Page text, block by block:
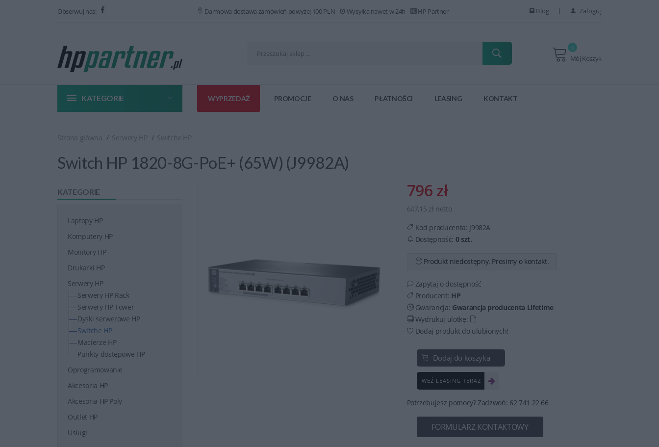
Obserwuj nas: Darmowa dostawa zamówień powyżej 100 PLN Wysyłka nawet w 24h HP Partner Blog Zaloguj
Mój Koszyk
0
KATEGORIE WYPRZEDAŻ PROMOCJE O NAS PŁATNOŚCI LEASING KONTAKT
Strona główna Serwery HP Switche HP
Switch HP 1820-8G-PoE+ (65W) (J9982A)
KATEGORIE
Laptopy HP
Komputery HP
Monitory HP
Drukarki HP
Serwery HP
Serwery HP Rack
Serwery HP Tower
Dyski serwerowe HP
Switche HP
Macierze HP
Punkty dostępowe HP
Oprogramowanie
Akcesoria HP
Akcesoria HP Poly
Outlet HP
Usługi
796 zł
647,15 zł netto
Kod producenta: J9982A
Dostępność: 0 szt.
Produkt niedostępny. Prosimy o kontakt.
Zapytaj o dostępność
Producent: HP
Gwarancja: Gwarancja producenta Lifetime
Wydrukuj ulotkę:
Dodaj produkt do ulubionych!
Dodaj do koszyka
WEŹ LEASING TERAZ
Potrzebujesz pomocy? Zadzwoń: 62 741 22 66
FORMULARZ KONTAKTOWY